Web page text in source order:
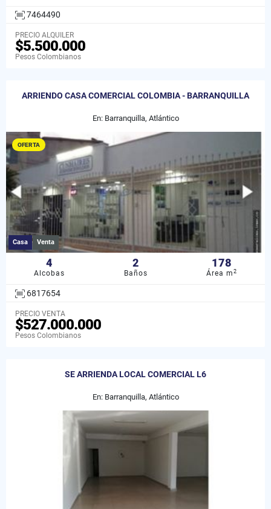
7464490
PRECIO ALQUILER
$5.500.000
Pesos Colombianos
ARRIENDO CASA COMERCIAL COLOMBIA - BARRANQUILLA
En: Barranquilla, Atlántico
OFERTA
Casa Venta
4
Alcobas
2
Baños
178
Área m2
6817654
PRECIO VENTA
$527.000.000
Pesos Colombianos
SE ARRIENDA LOCAL COMERCIAL L6
En: Barranquilla, Atlántico